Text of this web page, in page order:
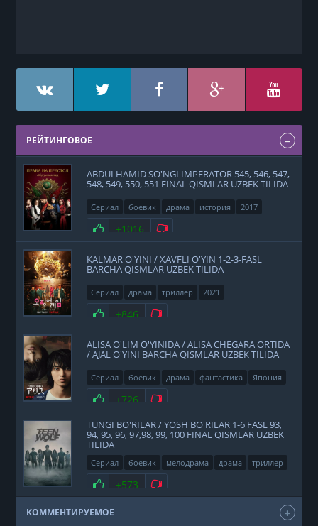
РЕЙТИНГОВОЕ
ABDULHAMID SO'NGI IMPERATOR 545, 546, 547,
548, 549, 550, 551 FINAL QISMLAR UZBEK TILIDA
Сериал боевик драма история 2017
Нравится
+1016 Не нравится
KALMAR O'YINI / XAVFLI O'YIN 1-2-3-FASL
BARCHA QISMLAR UZBEK TILIDA
Сериал драма триллер 2021
Нравится
+846 Не нравится
ALISA O'LIM O'YINIDA / ALISA CHEGARA ORTIDA
/ AJAL O'YINI BARCHA QISMLAR UZBEK TILIDA
Сериал боевик драма фантастика
Япония
2020
Нравится
+726 Не нравится
TUNGI BO'RILAR / YOSH BO'RILAR 1-6 FASL 93,
94, 95, 96, 97,98, 99, 100 FINAL QISMLAR UZBEK
TILIDA
Сериал боевик мелодрама драма
триллер
фэнтези
США 2011
Нравится
+573 Не нравится
КОММЕНТИРУЕМОЕ